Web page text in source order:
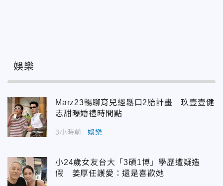
娛樂
Marz23暢聊育兒經鬆口2胎計畫 玖壹壹健
志甜曝婚禮時間點
3小時前 娛樂
小24歲女友台大「3碩1博」學歷遭疑造
假 姜厚任護愛：還是喜歡她